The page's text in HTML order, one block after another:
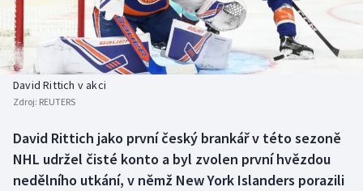
Basketbal
Biatlon
Boby a skeleton
Box
Curling
Historické návraty
Aplikace ČT sport
AZ kvíz
David Rittich v akci
Zdroj: REUTERS
David Rittich jako první český brankář v této sezoně
NHL udržel čisté konto a byl zvolen první hvězdou
nedělního utkání, v němž New York Islanders porazili